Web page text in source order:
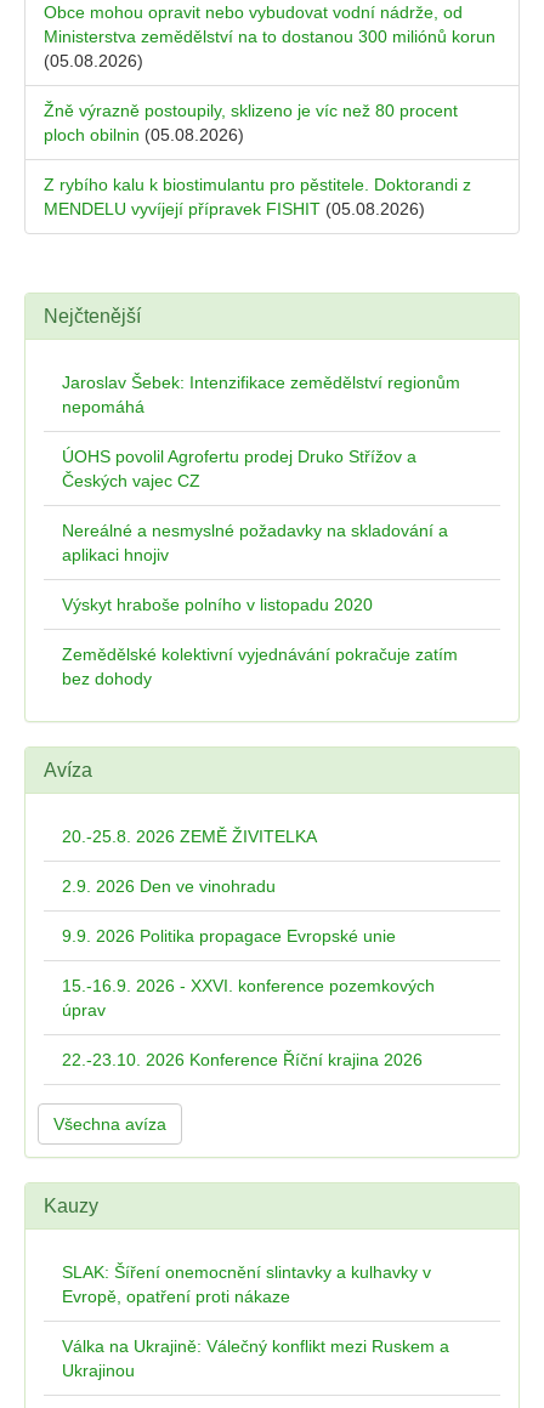
Obce mohou opravit nebo vybudovat vodní nádrže, od
Ministerstva zemědělství na to dostanou 300 miliónů korun
(05.08.2026)
Žně výrazně postoupily, sklizeno je víc než 80 procent
ploch obilnin (05.08.2026)
Z rybího kalu k biostimulantu pro pěstitele. Doktorandi z
MENDELU vyvíjejí přípravek FISHIT (05.08.2026)
Nejčtenější
Jaroslav Šebek: Intenzifikace zemědělství regionům
nepomáhá
ÚOHS povolil Agrofertu prodej Druko Střížov a
Českých vajec CZ
Nereálné a nesmyslné požadavky na skladování a
aplikaci hnojiv
Výskyt hraboše polního v listopadu 2020
Zemědělské kolektivní vyjednávání pokračuje zatím
bez dohody
Avíza
20.-25.8. 2026 ZEMĚ ŽIVITELKA
2.9. 2026 Den ve vinohradu
9.9. 2026 Politika propagace Evropské unie
15.-16.9. 2026 - XXVI. konference pozemkových
úprav
22.-23.10. 2026 Konference Říční krajina 2026
Všechna avíza
Kauzy
SLAK: Šíření onemocnění slintavky a kulhavky v
Evropě, opatření proti nákaze
Válka na Ukrajině: Válečný konflikt mezi Ruskem a
Ukrajinou